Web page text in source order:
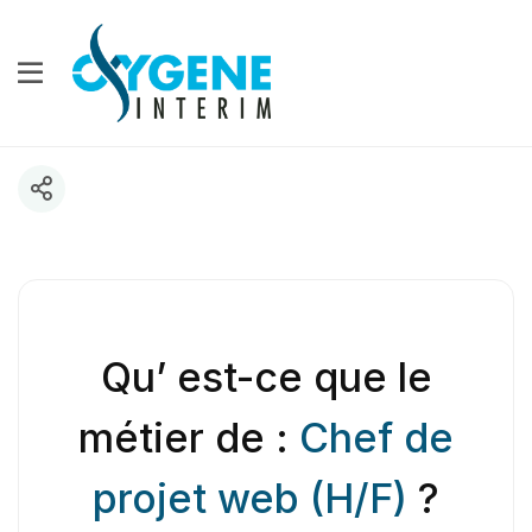
Qu’ est-ce que le
métier de : Chef de
projet web (H/F) ?